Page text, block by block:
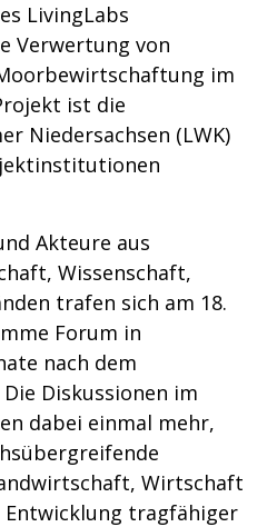
LivingLabs
Verwertung von
im
ist die
Niedersachsen (LWK)
Akteure aus
Wissenschaft,
trafen sich am 18.
Forum in
nach dem
Diskussionen im
dabei einmal mehr,
Wirtschaft
tragfähiger